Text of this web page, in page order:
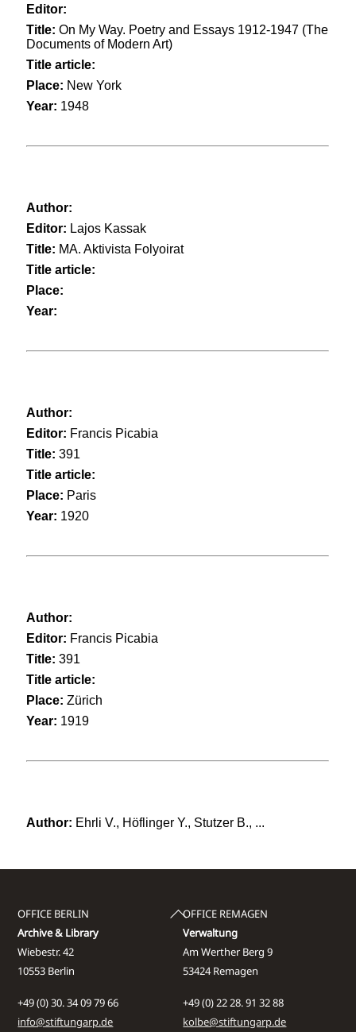
Back
To
Top
OFFICE BERLIN
Archive & Library
Wiebestr. 42
10553 Berlin
+49 (0) 30. 34 09 79 66
info@stiftungarp.de
OFFICE REMAGEN
Verwaltung
Am Werther Berg 9
53424 Remagen
+49 (0) 22 28. 91 32 88
kolbe@stiftungarp.de